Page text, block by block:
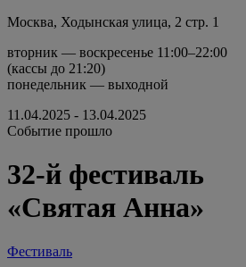
Москва, Ходынская улица, 2 стр. 1
вторник — воскресенье 11:00–22:00
(кассы до 21:20)
понедельник — выходной
11.04.2025 - 13.04.2025
Событие прошло
32-й фестиваль
«Святая Анна»
Фестиваль